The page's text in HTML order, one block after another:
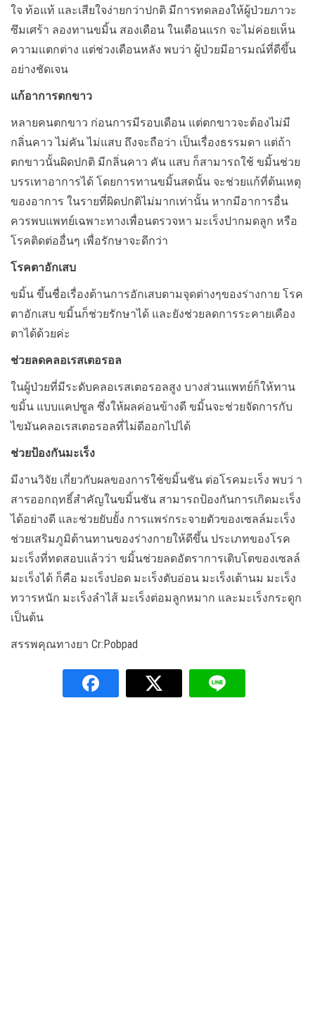
ใจ ท้อแท้ และเสียใจง่ายกว่าปกติ มีการทดลองให้ผู้ป่วยภาวะ
ซึมเศร้า ลองทานขมิ้น สองเดือน ในเดือนแรก จะไม่ค่อยเห็น
ความแตกต่าง แต่ช่วงเดือนหลัง พบว่า ผู้ป่วยมีอารมณ์ที่ดีขึ้น
อย่างชัดเจน
แก้อาการตกขาว
หลายคนตกขาว ก่อนการมีรอบเดือน แต่ตกขาวจะต้องไม่มี
กลิ่นคาว ไม่คัน ไม่แสบ ถึงจะถือว่า เป็นเรื่องธรรมดา แต่ถ้า
ตกขาวนั้นผิดปกติ มีกลิ่นคาว คัน แสบ ก็สามารถใช้ ขมิ้นช่วย
บรรเทาอาการได้ โดยการทานขมิ้นสดนั้น จะช่วยแก้ที่ต้นเหตุ
ของอาการ ในรายที่ผิดปกติไม่มากเท่านั้น หากมีอาการอื่น
ควรพบแพทย์เฉพาะทางเพื่อนตรวจหา มะเร็งปากมดลูก หรือ
โรคติดต่ออื่นๆ เพื่อรักษาจะดีกว่า
โรคตาอักเสบ
ขมิ้น ขึ้นชื่อเรื่องต้านการอักเสบตามจุดต่างๆของร่างกาย โรค
ตาอักเสบ ขมิ้นก็ช่วยรักษาได้ และยังช่วยลดการระคายเคือง
ตาได้ด้วยค่ะ
ช่วยลดคลอเรสเตอรอล
ในผู้ป่วยที่มีระดับคลอเรสเตอรอลสูง บางส่วนแพทย์ก็ให้ทาน
ขมิ้น แบบแคปซูล ซึ่งให้ผลค่อนข้างดี ขมิ้นจะช่วยจัดการกับ
ไขมันคลอเรสเตอรอลที่ไม่ดีออกไปได้
ช่วยป้องกันมะเร็ง
มีงานวิจัย เกี่ยวกับผลของการใช้ขมิ้นชัน ต่อโรคมะเร็ง พบว่ า
สารออกฤทธิ์สำคัญในขมิ้นชัน สามารถป้องกันการเกิดมะเร็ง
ได้อย่างดี และช่วยยับยั้ง การแพร่กระจายตัวของเซลล์มะเร็ง
ช่วยเสริมภูมิต้านทานของร่างกายให้ดีขึ้น ประเภทของโรค
มะเร็งที่ทดสอบแล้วว่า ขมิ้นช่วยลดอัตราการเติบโตของเซลล์
มะเร็งได้ ก็คือ มะเร็งปอด มะเร็งตับอ่อน มะเร็งเต้านม มะเร็ง
ทวารหนัก มะเร็งลำไส้ มะเร็งต่อมลูกหมาก และมะเร็งกระดูก
เป็นต้น
สรรพคุณทางยา Cr:Pobpad